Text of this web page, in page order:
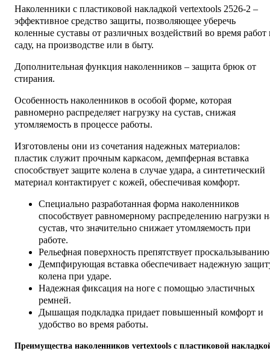
Наколенники с пластиковой накладкой vertextools 2526-2 –
эффективное средство защиты, позволяющее уберечь
коленные суставы от различных воздействий во время работ
саду, на производстве или в быту.
Дополнительная функция наколенников – защита брюк от
стирания.
Особенность наколенников в особой форме, которая
равномерно распределяет нагрузку на сустав, снижая
утомляемость в процессе работы.
Изготовлены они из сочетания надежных материалов:
пластик служит прочным каркасом, демпферная вставка
способствует защите колена в случае удара, а синтетический
материал контактирует с кожей, обеспечивая комфорт.
Специально разработанная форма наколенников
способствует равномерному распределению нагрузки
сустав, что значительно снижает утомляемость при
работе.
Рельефная поверхность препятствует
Демпфирующая вставка обеспечивает надежную
колена при ударе.
Надежная фиксация на ноге с помощью эластичных
ремней.
Дышащая подкладка придает повышенный комфорт и
удобство во время работы.
Преимущества наколенников vertextools с пластиковой